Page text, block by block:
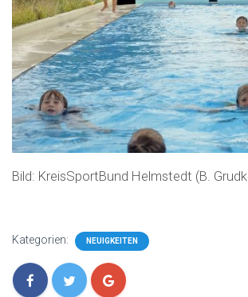
Bild: KreisSportBund Helmstedt (B.
Kategorien: NEUIGKEITEN